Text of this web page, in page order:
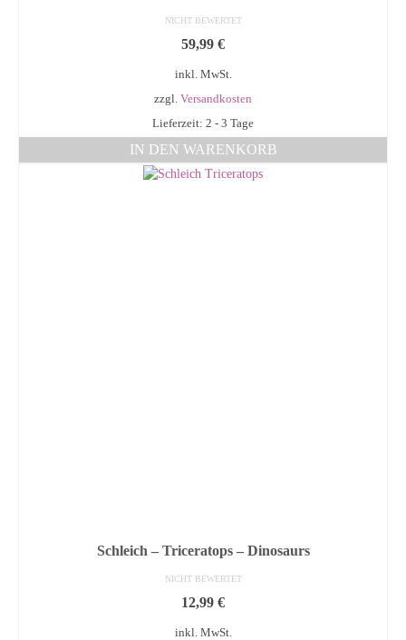
NICHT BEWERTET
59,99 €
inkl. MwSt.
zzgl. Versandkosten
Lieferzeit: 2 - 3 Tage
IN DEN WARENKORB
Schleich – Triceratops – Dinosaurs
NICHT BEWERTET
12,99 €
inkl. MwSt.